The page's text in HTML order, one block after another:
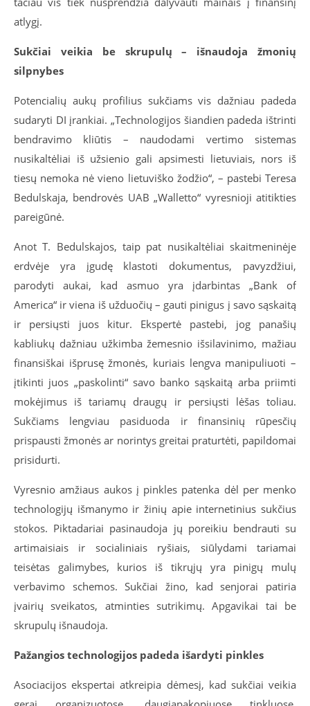
atlygį.
Sukčiai veikia be skrupulų – išnaudoja žmonių
silpnybes
Potencialių aukų profilius sukčiams vis dažniau padeda
sudaryti DI įrankiai. „Technologijos šiandien padeda ištrinti
bendravimo kliūtis – naudodami vertimo sistemas
nusikaltėliai iš užsienio gali apsimesti lietuviais, nors iš
tiesų nemoka nė vieno lietuviško žodžio“, – pastebi Teresa
Bedulskaja, bendrovės UAB „Walletto“ vyresnioji atitikties
pareigūnė.
Anot T. Bedulskajos, taip pat nusikaltėliai skaitmeninėje
erdvėje yra įgudę klastoti dokumentus, pavyzdžiui,
parodyti aukai, kad asmuo yra įdarbintas „Bank of
America“ ir viena iš užduočių – gauti pinigus į savo sąskaitą
ir persiųsti juos kitur. Ekspertė pastebi, jog panašių
kabliukų dažniau užkimba žemesnio išsilavinimo, mažiau
finansiškai išprusę žmonės, kuriais lengva manipuliuoti –
įtikinti juos „paskolinti“ savo banko sąskaitą arba priimti
mokėjimus iš tariamų draugų ir persiųsti lėšas toliau.
Sukčiams lengviau pasiduoda ir finansinių rūpesčių
prispausti žmonės ar norintys greitai praturtėti, papildomai
prisidurti.
Vyresnio amžiaus aukos į pinkles patenka dėl per menko
technologijų išmanymo ir žinių apie internetinius sukčius
stokos. Piktadariai pasinaudoja jų poreikiu bendrauti su
artimaisiais ir socialiniais ryšiais, siūlydami tariamai
teisėtas galimybes, kurios iš tikrųjų yra pinigų mulų
verbavimo schemos. Sukčiai žino, kad senjorai patiria
įvairių sveikatos, atminties sutrikimų. Apgavikai tai be
skrupulų išnaudoja.
Pažangios technologijos padeda išardyti pinkles
Asociacijos ekspertai atkreipia dėmesį, kad sukčiai veikia